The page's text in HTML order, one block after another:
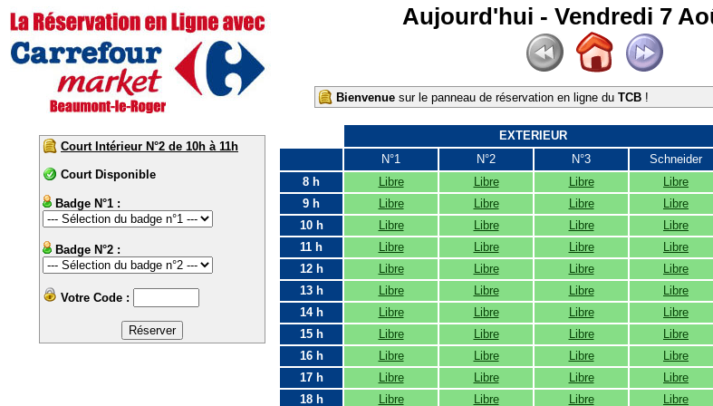
Aujourd'hui - Vendredi 7
Bienvenue sur le panneau de réservation en ligne du TCB !
Court Intérieur N°2 de 10h à 11h
Court Disponible
Badge N°1 :
Badge N°2 :
Votre Code :
EXTERIEUR
N°1
N°2 N°3 Schneider
8 h
Libre Libre Libre Libre
9 h
Libre Libre Libre Libre
10 h
Libre Libre Libre Libre
11 h
Libre Libre Libre Libre
12 h
Libre Libre Libre Libre
13 h
Libre Libre Libre Libre
14 h
Libre Libre Libre Libre
15 h
Libre Libre Libre Libre
16 h
Libre Libre Libre Libre
17 h
Libre Libre Libre Libre
18 h
Libre Libre Libre Libre